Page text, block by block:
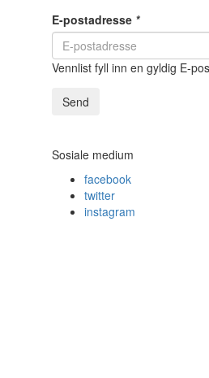
E-postadresse *
Vennlist fyll inn en gyldig E-
Send
Sosiale medium
facebook
twitter
instagram